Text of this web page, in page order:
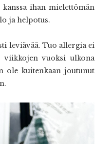
ihan mielettömän
ja helpotus.
leviävää. Tuo allergia ei
viikkojen vuoksi ulkona
ole kuitenkaan joutunut